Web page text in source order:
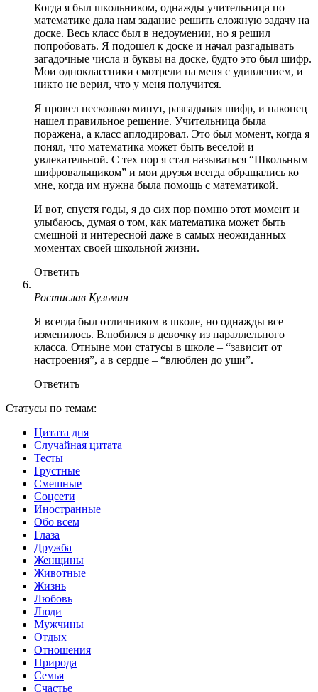
Когда я был школьником, однажды учительница по
математике дала нам задание решить сложную задачу на
доске. Весь класс был в недоумении, но я решил
попробовать. Я подошел к доске и начал разгадывать
загадочные числа и буквы на доске, будто это был шифр.
Мои одноклассники смотрели на меня с удивлением, и
никто не верил, что у меня получится.
Я провел несколько минут, разгадывая шифр, и наконец
нашел правильное решение. Учительница была
поражена, а класс аплодировал. Это был момент, когда я
понял, что математика может быть веселой и
увлекательной. С тех пор я стал называться “Школьным
шифровальщиком” и мои друзья всегда обращались ко
мне, когда им нужна была помощь с математикой.
И вот, спустя годы, я до сих пор помню этот момент и
улыбаюсь, думая о том, как математика может быть
смешной и интересной даже в самых неожиданных
моментах своей школьной жизни.
Ответить
Ростислав Кузьмин
Я всегда был отличником в школе, но однажды все
изменилось. Влюбился в девочку из параллельного
класса. Отныне мои статусы в школе – “зависит от
настроения”, а в сердце – “влюблен до уши”.
Ответить
Статусы по темам:
Цитата дня
Случайная цитата
Тесты
Грустные
Смешные
Соцсети
Иностранные
Обо всем
Глаза
Дружба
Женщины
Животные
Жизнь
Любовь
Люди
Мужчины
Отдых
Отношения
Природа
Семья
Счастье